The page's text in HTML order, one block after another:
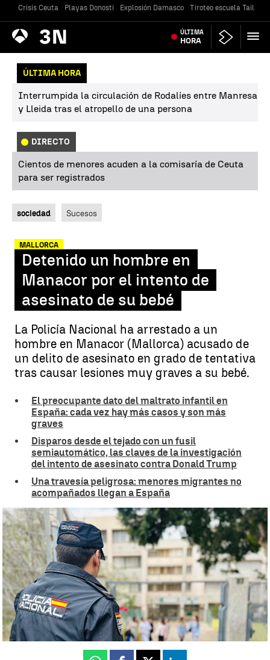
Crisis Ceuta Playas Donosti Explosión Damasco Tiroteo escuela
Antena
3 Noticias ÚLTIMA
HORA
ÚLTIMA HORA
Interrumpida la circulación de Rodalíes entre Manresa
y Lleida tras el atropello de una persona
DIRECTO
Cientos de menores acuden a la comisaría de Ceuta
para ser registrados
sociedad Sucesos
MALLORCA
Detenido un hombre en
Manacor por el intento de
asesinato de su bebé
La Policía Nacional ha arrestado a un
hombre en Manacor (Mallorca) acusado de
un delito de asesinato en grado de tentativa
tras causar lesiones muy graves a su bebé.
El preocupante dato del maltrato infantil en
España: cada vez hay más casos y son más
graves
Disparos desde el tejado con un fusil
semiautomático, las claves de la investigación
del intento de asesinato contra Donald Trump
Una travesía peligrosa: menores migrantes no
acompañados llegan a España
Detenido un hombre en Manacor por el intento de asesinato de su
bebé |Europa Press
Celia de Santiago
Publicado:24 de julio de 2024, 10:07